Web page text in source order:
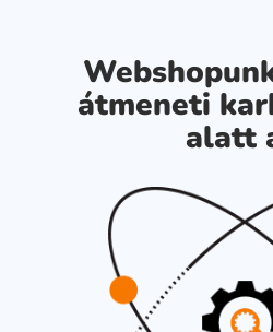
átmeneti
alatt